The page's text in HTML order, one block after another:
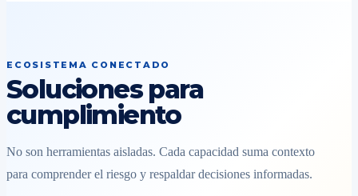
ECOSISTEMA CONECTADO
Soluciones para
cumplimiento
No son herramientas aisladas. Cada capacidad suma contexto
para comprender el riesgo y respaldar decisiones informadas.